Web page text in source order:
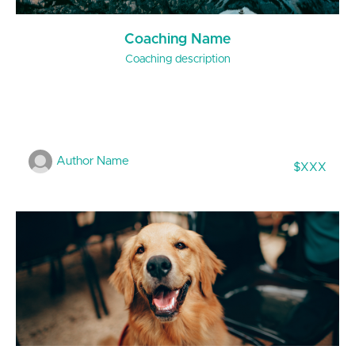
Coaching Name
Coaching description
Author Name
$XXX